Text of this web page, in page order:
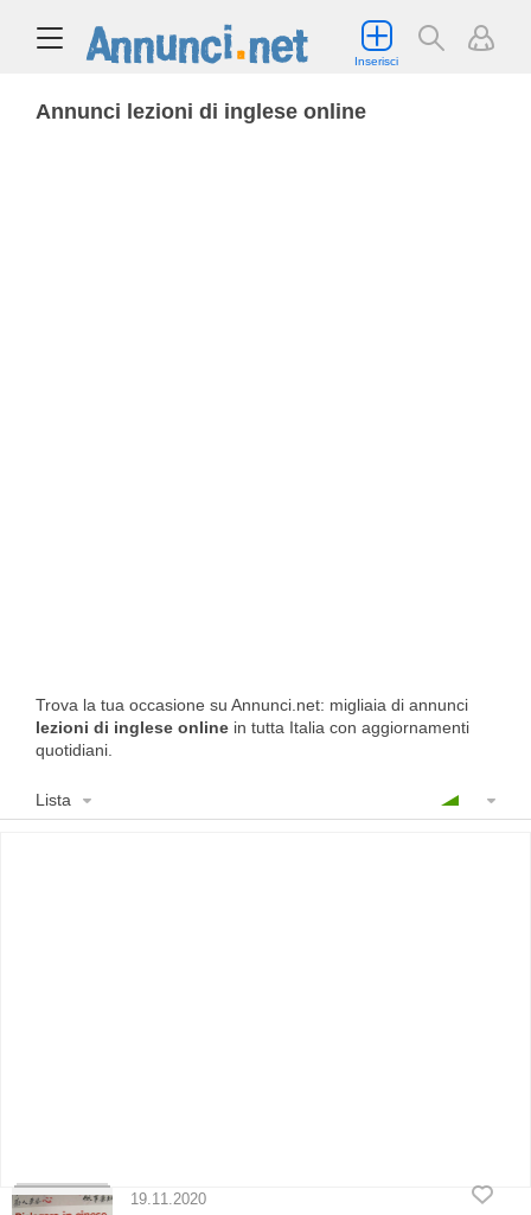
Inserisci
Annunci lezioni di inglese online
Trova la tua occasione su Annunci.net: migliaia di annunci
lezioni di inglese online in tutta Italia con aggiornamenti
quotidiani.
Lista
19.11.2020